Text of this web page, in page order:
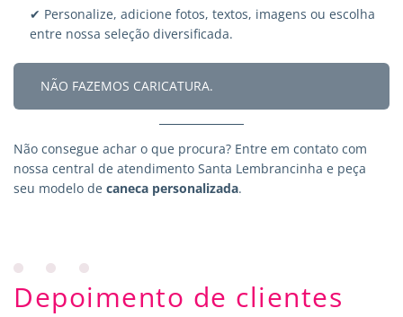
✔ Personalize, adicione fotos, textos, imagens ou escolha
entre nossa seleção diversificada.
NÃO FAZEMOS CARICATURA.
Não consegue achar o que procura? Entre em contato com
nossa central de atendimento Santa Lembrancinha e peça
seu modelo de caneca personalizada.
Depoimento de clientes